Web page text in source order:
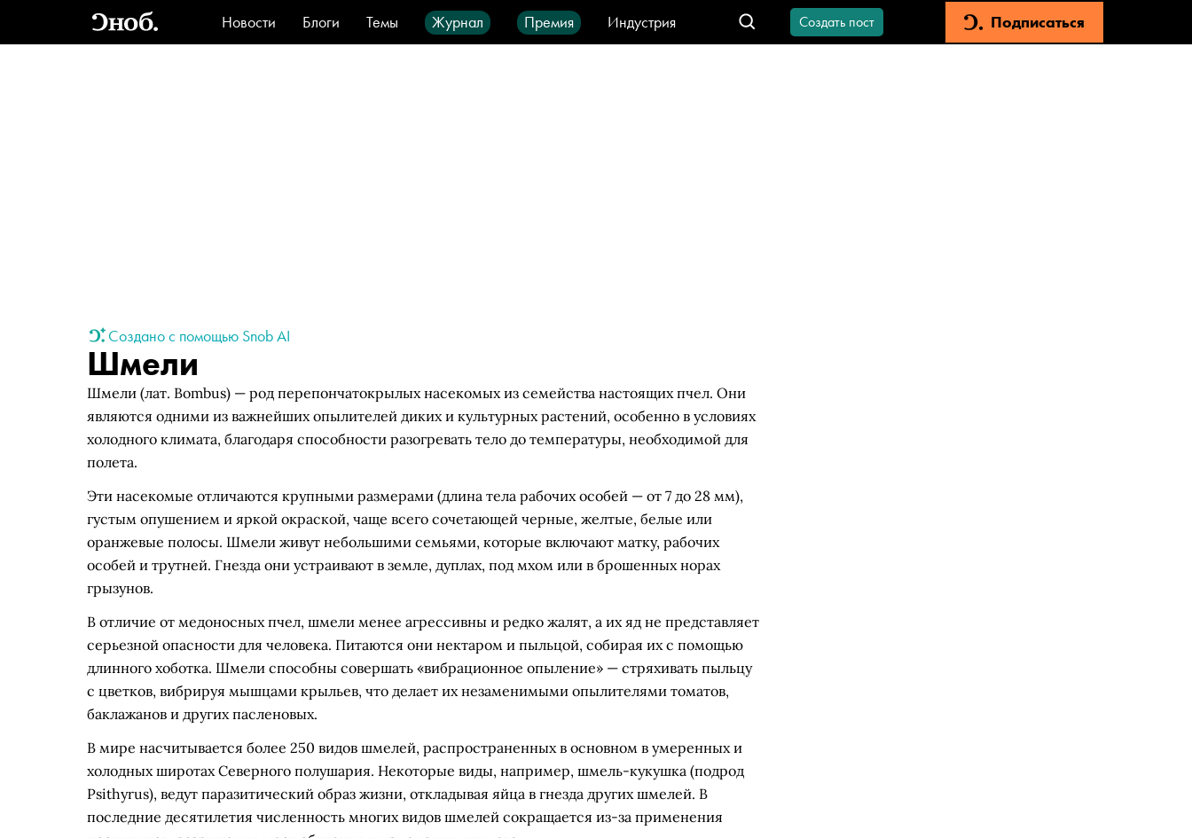
Новости Блоги Темы Журнал Премия
Индустрия
Стиль
Видео Город IT-продукты
Создать пост Подписаться
Создано с помощью Snob AI
Шмели
Шмели (лат. Bombus) — род перепончатокрылых насекомых из семейства настоящих пчел. Они
являются одними из важнейших опылителей диких и культурных растений, особенно в условиях
холодного климата, благодаря способности разогревать тело до температуры, необходимой для
полета.
Эти насекомые отличаются крупными размерами (длина тела рабочих особей — от 7 до 28 мм),
густым опушением и яркой окраской, чаще всего сочетающей черные, желтые, белые или
оранжевые полосы. Шмели живут небольшими семьями, которые включают матку, рабочих
особей и трутней. Гнезда они устраивают в земле, дуплах, под мхом или в брошенных норах
грызунов.
В отличие от медоносных пчел, шмели менее агрессивны и редко жалят, а их яд не представляет
серьезной опасности для человека. Питаются они нектаром и пыльцой, собирая их с помощью
длинного хоботка. Шмели способны совершать «вибрационное опыление» — стряхивать пыльцу
с цветков, вибрируя мышцами крыльев, что делает их незаменимыми опылителями томатов,
баклажанов и других пасленовых.
В мире насчитывается более 250 видов шмелей, распространенных в основном в умеренных и
холодных широтах Северного полушария. Некоторые виды, например, шмель-кукушка (подрод
Psithyrus), ведут паразитический образ жизни, откладывая яйца в гнезда других шмелей. В
последние десятилетия численность многих видов шмелей сокращается из-за применения